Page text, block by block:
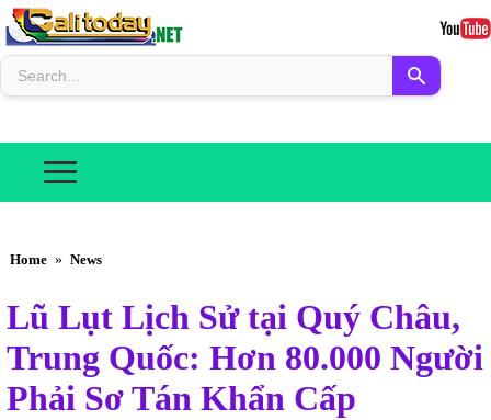
Home » News
Lũ Lụt Lịch Sử tại Quý Châu,
Trung Quốc: Hơn 80.000 Người
Phải Sơ Tán Khẩn Cấp